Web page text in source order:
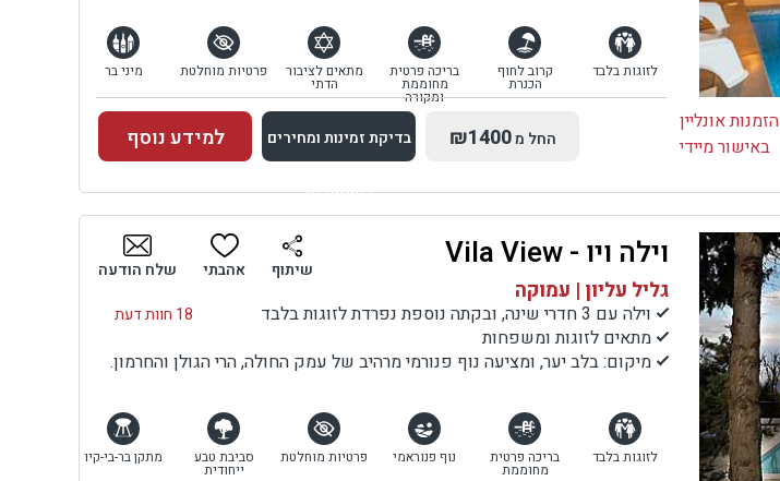
לזוגות בלבד קרוב לחוף
הכנרת
בריכה פרטית
מחוממת
ומקורה
מתאים לציבור
הדתי
פרטיות מוחלטת מיני בר
הזמנות אונליין
באישור מיידי
החל מ₪1400 בדיקת זמינות ומחירים
למתחם זה
בדיקת זמינות ומחירים
למידע נוסף
וילה ויו - Vila View
גליל עליון | עמוקה
18 חוות דעת
וילה עם 3 חדרי שינה, ובקתה נוספת נפרדת לזוגות בלבד
מתאים לזוגות ומשפחות
מיקום: בלב יער, ומציעה נוף פנורמי מרהיב של עמק החולה, הרי הגולן והחרמון.
שיתוף אהבתי שלח הודעה
לזוגות בלבד בריכה פרטית
מחוממת
נוף פנוראמי פרטיות מוחלטת סביבת טבע
ייחודית
מתקן בר-בי-קיו